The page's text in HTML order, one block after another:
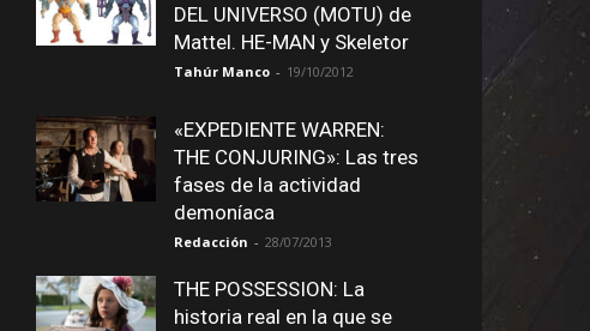
DEL UNIVERSO (MOTU) de
Mattel. HE-MAN y Skeletor
Tahúr Manco - 19/10/2012
«EXPEDIENTE WARREN:
THE CONJURING»: Las tres
fases de la actividad
demoníaca
Redacción - 28/07/2013
THE POSSESSION: La
historia real en la que se